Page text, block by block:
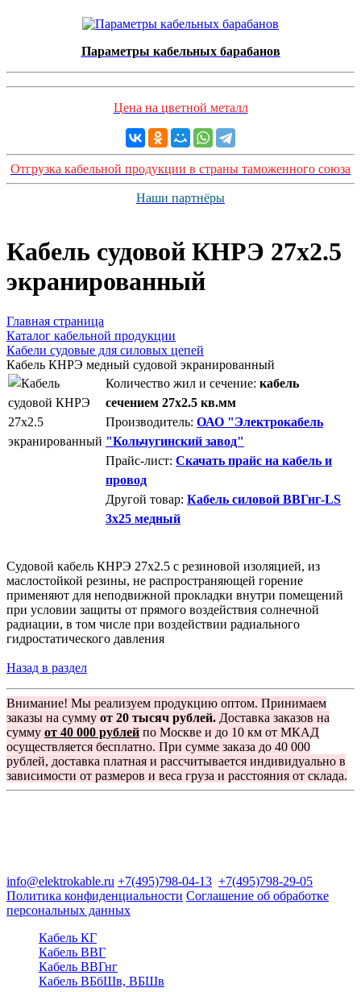
Параметры кабельных барабанов
Цена на цветной металл
Отгрузка кабельной продукции в страны таможенного союза
Наши партнёры
Кабель судовой КНРЭ 27x2.5
экранированный
Главная страница
Каталог кабельной продукции
Кабели судовые для силовых цепей
Кабель КНРЭ медный судовой экранированный
Количество жил и сечение: кабель
сечением 27x2.5 кв.мм
Производитель: ОАО "Электрокабель
"Кольчугинский завод"
Прайс-лист: Скачать прайс на кабель и
провод
Другой товар: Кабель силовой ВВГнг-LS
3х25 медный
Судовой кабель КНРЭ 27x2.5 с резиновой изоляцией, из
маслостойкой резины, не распространяющей горение
применяют для неподвижной прокладки внутри помещений
при условии защиты от прямого воздействия солнечной
радиации, в том числе при воздействии радиального
гидростатического давления
Назад в раздел
Внимание! Мы реализуем продукцию оптом. Принимаем
заказы на сумму от 20 тысяч рублей. Доставка заказов на
сумму от 40 000 рублей по Москве и до 10 км от МКАД
осуществляется бесплатно. При сумме заказа до 40 000
рублей, доставка платная и рассчитывается индивидуально в
зависимости от размеров и веса груза и расстояния от склада.
info@elektrokable.ru +7(495)798-04-13 +7(495)798-29-05
Политика конфиденциальности Соглашение об обработке
персональных данных
Кабель КГ
Кабель ВВГ
Кабель ВВГнг
Кабель ВБбШв, ВБШв